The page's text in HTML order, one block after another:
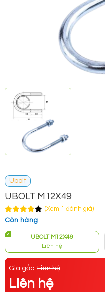
Ubolt
UBOLT M12X49
(Xem 1 đánh giá)
Còn hàng
UBOLT M12X49
Liên hệ
Giá gốc: Liên hệ
Liên hệ